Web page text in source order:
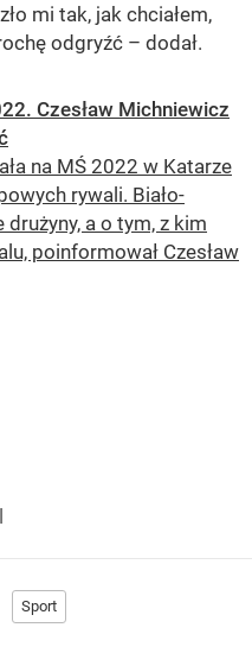
mi tak, jak chciałem,
odgryźć – dodał.
Czesław Michniewicz
na MŚ 2022 w Katarze
rywali. Biało-
a o tym, z kim
poinformował Czesław
Sport